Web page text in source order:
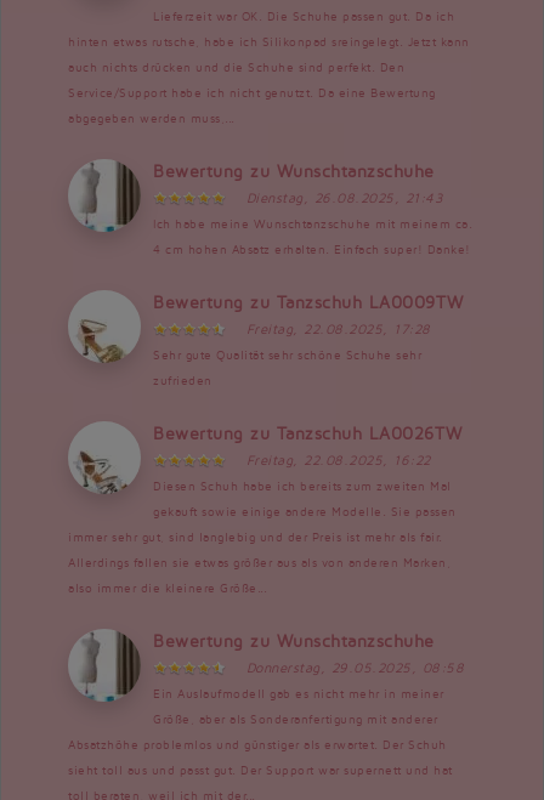
Lieferzeit war OK. Die Schuhe passen gut. Da ich
hinten etwas rutsche, habe ich Silikonpad sreingelegt. Jetzt kann
auch nichts drücken und die Schuhe sind perfekt. Den
Service/Support habe ich nicht genutzt. Da eine Bewertung
abgegeben werden muss,...
Bewertung zu Wunschtanzschuhe
Dienstag, 26.08.2025, 21:43
Ich habe meine Wunschtanzschuhe mit meinem ca.
4 cm hohen Absatz erhalten. Einfach super! Danke!
Bewertung zu Tanzschuh LA0009TW
Freitag, 22.08.2025, 17:28
Sehr gute Qualität sehr schöne Schuhe sehr
zufrieden
Bewertung zu Tanzschuh LA0026TW
Freitag, 22.08.2025, 16:22
Diesen Schuh habe ich bereits zum zweiten Mal
gekauft sowie einige andere Modelle. Sie passen
immer sehr gut, sind langlebig und der Preis ist mehr als fair.
Allerdings fallen sie etwas größer aus als von anderen Marken,
also immer die kleinere Größe...
Bewertung zu Wunschtanzschuhe
Donnerstag, 29.05.2025, 08:58
Ein Auslaufmodell gab es nicht mehr in meiner
Größe, aber als Sonderanfertigung mit anderer
Absatzhöhe problemlos und günstiger als erwartet. Der Schuh
sieht toll aus und passt gut. Der Support war supernett und hat
toll beraten, weil ich mit der...